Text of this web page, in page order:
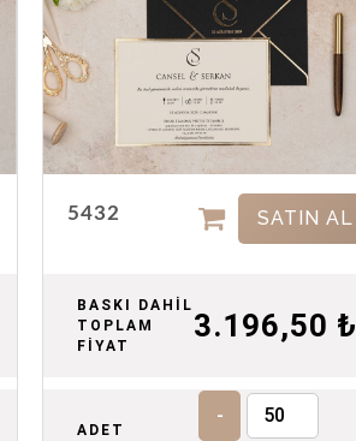
5432 SATIN AL
BASKI DAHİL
TOPLAM
FİYAT
3.196,50 ₺
ADET
-